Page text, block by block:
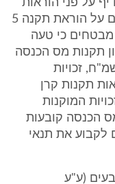
על פני הוראות
התקנות. בעניין זה מסתמכת מבטחים על הוראת תקנה 5
מבטחים כי טעה
תקנות מס הכנסה
זכויות
תקנות קרן
המוקנות
הכנסה קובעות
את תנאי
(ע"ע